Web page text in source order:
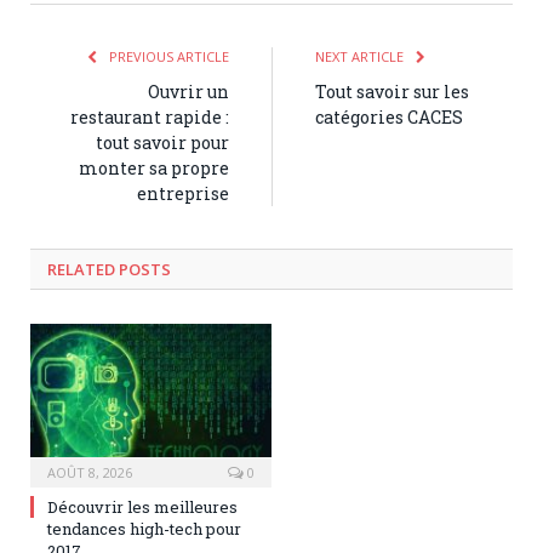
PREVIOUS ARTICLE
Ouvrir un
restaurant rapide :
tout savoir pour
monter sa propre
entreprise
NEXT ARTICLE
Tout savoir sur les
catégories CACES
RELATED POSTS
AOÛT 8, 2026 0
Découvrir les meilleures
tendances high-tech pour